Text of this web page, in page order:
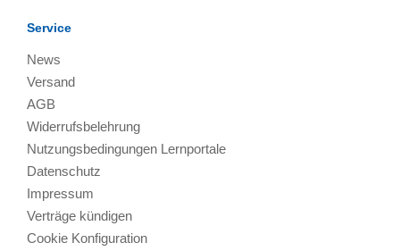
Service
News
Versand
AGB
Widerrufsbelehrung
Nutzungsbedingungen Lernportale
Datenschutz
Impressum
Verträge kündigen
Cookie Konfiguration